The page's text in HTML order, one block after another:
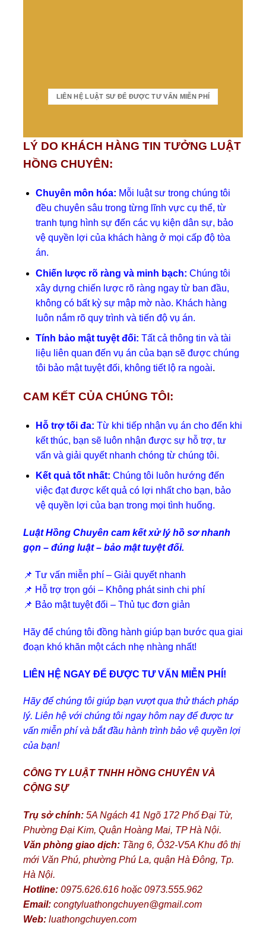
LIÊN HỆ LUẬT SƯ ĐỂ ĐƯỢC TƯ VẤN MIỄN PHÍ
LÝ DO KHÁCH HÀNG TIN TƯỞNG LUẬT
HỒNG CHUYÊN:
Chuyên môn hóa: Mỗi luật sư trong chúng tôi
đều chuyên sâu trong từng lĩnh vực cụ thể, từ
tranh tụng hình sự đến các vụ kiện dân sự, bảo
vệ quyền lợi của khách hàng ở mọi cấp độ tòa
án.
Chiến lược rõ ràng và minh bạch: Chúng tôi
xây dựng chiến lược rõ ràng ngay từ ban đầu,
không có bất kỳ sự mập mờ nào. Khách hàng
luôn nắm rõ quy trình và tiến độ vụ án.
Tính bảo mật tuyệt đối: Tất cả thông tin và tài
liệu liên quan đến vụ án của bạn sẽ được chúng
tôi bảo mật tuyệt đối, không tiết lộ ra ngoài.
CAM KẾT CỦA CHÚNG TÔI:
Hỗ trợ tối đa: Từ khi tiếp nhận vụ án cho đến khi
kết thúc, bạn sẽ luôn nhận được sự hỗ trợ, tư
vấn và giải quyết nhanh chóng từ chúng tôi.
Kết quả tốt nhất: Chúng tôi luôn hướng đến
việc đạt được kết quả có lợi nhất cho bạn, bảo
vệ quyền lợi của bạn trong mọi tình huống.
Luật Hồng Chuyên cam kết xử lý hồ sơ nhanh
gọn – đúng luật – bảo mật tuyệt đối.
📌 Tư vấn miễn phí – Giải quyết nhanh
📌 Hỗ trợ trọn gói – Không phát sinh chi phí
📌 Bảo mật tuyệt đối – Thủ tục đơn giản
Hãy để chúng tôi đồng hành giúp bạn bước qua giai
đoạn khó khăn một cách nhẹ nhàng nhất!
LIÊN HỆ NGAY ĐỂ ĐƯỢC TƯ VẤN MIỄN PHÍ!
Hãy để chúng tôi giúp bạn vượt qua thử thách pháp
lý. Liên hệ với chúng tôi ngay hôm nay để được tư
vấn miễn phí và bắt đầu hành trình bảo vệ quyền lợi
của bạn!
CÔNG TY LUẬT TNHH HỒNG CHUYÊN VÀ
CỘNG SỰ
Trụ sở chính: 5A Ngách 41 Ngõ 172 Phố Đại Từ,
Phường Đại Kim, Quận Hoàng Mai, TP Hà Nội.
Văn phòng giao dịch: Tầng 6, Ô32-V5A Khu đô thị
mới Văn Phú, phường Phú La, quận Hà Đông, Tp.
Hà Nội.
Hotline: 0975.626.616 hoặc 0973.555.962
Email: congtyluathongchuyen@gmail.com
Web: luathongchuyen.com